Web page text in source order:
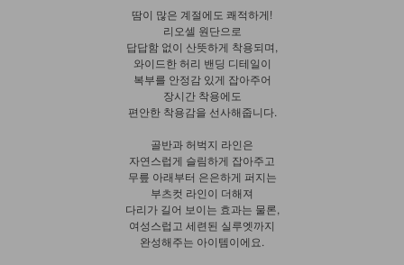
땀이 많은 계절에도 쾌적하게!
리오셀 원단으로
답답함 없이 산뜻하게 착용되며,
와이드한 허리 밴딩 디테일이
복부를 안정감 있게 잡아주어
장시간 착용에도
편안한 착용감을 선사해줍니다.
골반과 허벅지 라인은
자연스럽게 슬림하게 잡아주고
무릎 아래부터 은은하게 퍼지는
부츠컷 라인이 더해져
다리가 길어 보이는 효과는 물론,
여성스럽고 세련된 실루엣까지
완성해주는 아이템이에요.